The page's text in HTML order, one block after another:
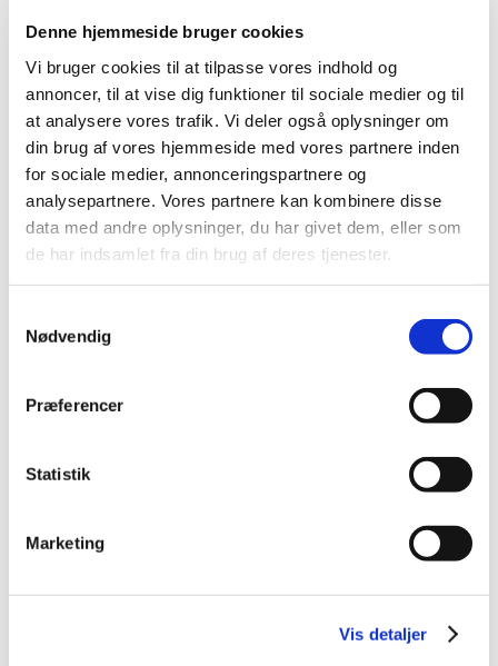
Denne hjemmeside bruger cookies
Vi bruger cookies til at tilpasse vores indhold og
annoncer, til at vise dig funktioner til sociale medier og til
at analysere vores trafik. Vi deler også oplysninger om
din brug af vores hjemmeside med vores partnere inden
for sociale medier, annonceringspartnere og
analysepartnere. Vores partnere kan kombinere disse
data med andre oplysninger, du har givet dem, eller som
de har indsamlet fra din brug af deres tjenester.
Nødvendig
Præferencer
Statistik
Marketing
Vis detaljer
Vurdering af dansk metaanalyse af
antidepressiv medicin
21. juni 2017
Lægemiddelstyrelsen har lavet en vurdering af en meget
omtalt dansk metaanalyse fra Copenhagen Trial Unit
Lenzetto® får generelt tilskud
generelt tilskud. Lenzetto indeholder estradiol og
…
| 20. juni 2017|
oktober 2017. Slagelse Svane Apotek ligger i
euforiserende stoffer
Sundheds- og Ældreministeriets bekendtgørelse nr.…